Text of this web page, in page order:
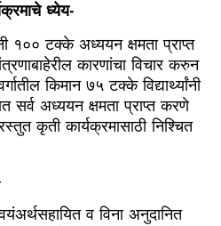
ध्येय-
१०० टक्के अध्ययन क्षमता प्राप्त
कारणांचा विचार करुन
किमान ७५ टक्के विद्यार्थ्यांनी
सर्व अध्ययन क्षमता प्राप्त करणे
कृती कार्यक्रमासाठी निश्चित
व विना अनुदानित